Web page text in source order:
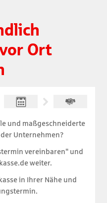
Ort
und maßgeschneiderte
Unternehmen?
vereinbaren" und
weiter.
in Ihrer Nähe und